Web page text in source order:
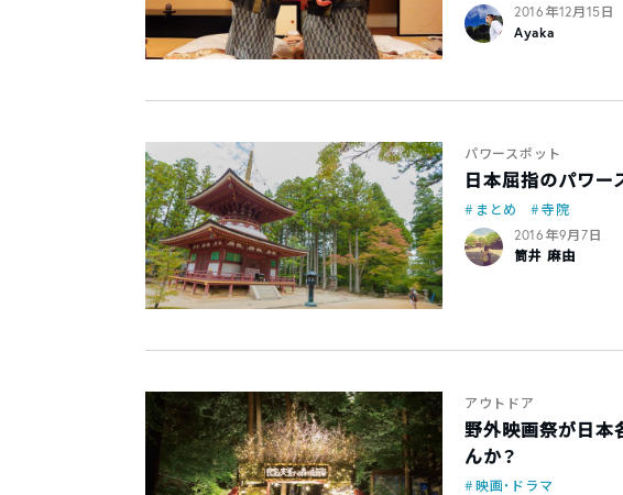
2016年12月15日
Ayaka
パワースポット
日本屈指のパワー
まとめ
寺院
2016年9月7日
筒井 麻由
アウトドア
野外映画祭が日本
んか？
映画・ドラマ